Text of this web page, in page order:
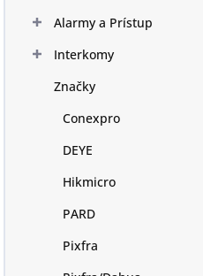
Alarmy a Prístup
Interkomy
Značky
Conexpro
DEYE
Hikmicro
PARD
Pixfra